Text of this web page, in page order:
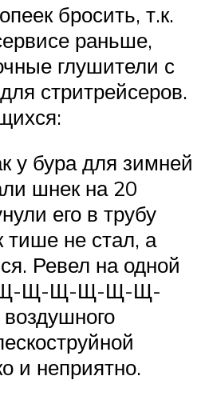
бросить, т.к.
раньше,
глушители с
стритрейсеров.
у бура для зимней
шнек на 20
его в трубу
тише не стал, а
Ревел на одной
Щ-Щ-Щ-Щ-Щ-Щ-
и неприятно.